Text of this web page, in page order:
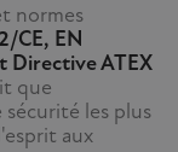
normes
CE, EN
Directive ATEX
que
les plus
aux